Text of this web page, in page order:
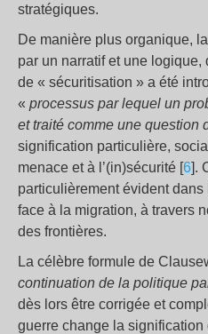
stratégiques.
De manière plus organique,
par un narratif et une logique,
de « sécuritisation » a été
« processus par lequel un
et traité comme une question
signification particulière,
menace et à l’(in)sécurité [6].
particulièrement évident
face à la migration, à travers
des frontières.
La célèbre formule de
continuation de la politique
dès lors être corrigée et
guerre change la